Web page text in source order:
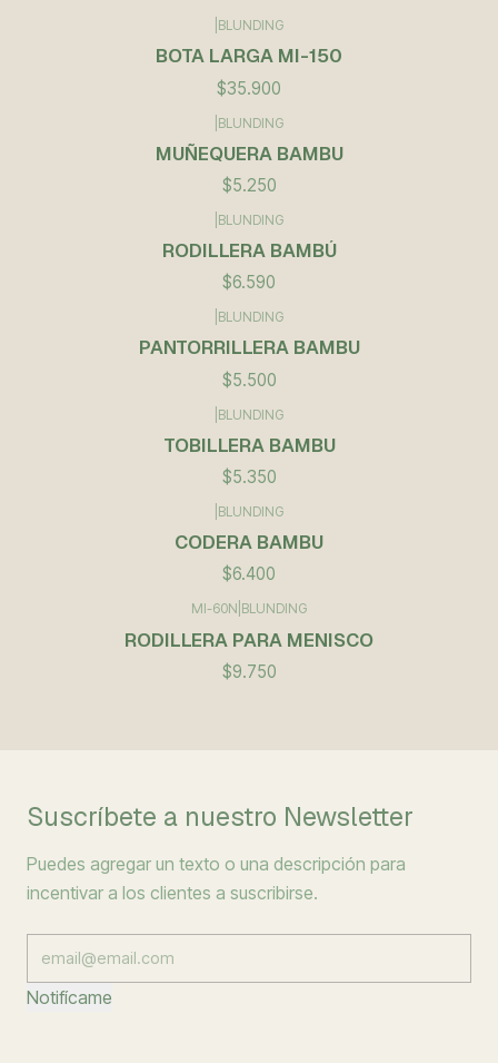
BLUNDING
BOTA LARGA MI-150
$35.900
BLUNDING
MUÑEQUERA BAMBU
$5.250
BLUNDING
RODILLERA BAMBÚ
$6.590
BLUNDING
PANTORRILLERA BAMBU
$5.500
BLUNDING
TOBILLERA BAMBU
$5.350
BLUNDING
CODERA BAMBU
$6.400
MI-60N BLUNDING
RODILLERA PARA MENISCO
$9.750
Suscríbete a nuestro Newsletter
Puedes agregar un texto o una descripción para
incentivar a los clientes a suscribirse.
Notifícame